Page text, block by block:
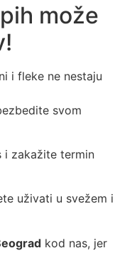
može
i fleke ne nestaju
svom
i zakažite termin
uživati u svežem i
kod nas, jer